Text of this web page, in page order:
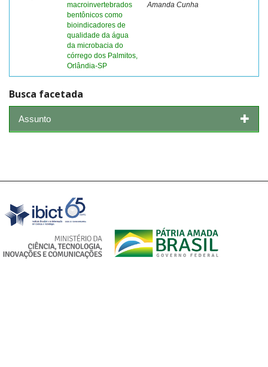
macroinvertebrados
bentônicos como
bioindicadores de
qualidade da água
da microbacia do
córrego dos Palmitos,
Orlândia-SP
Amanda Cunha
Busca facetada
Assunto